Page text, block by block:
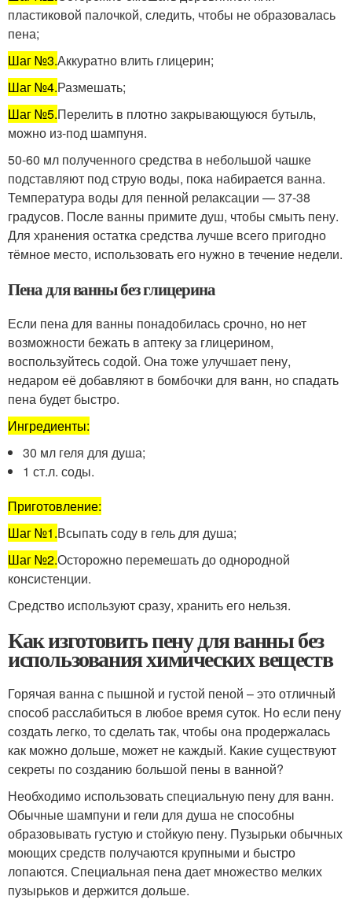
пластиковой палочкой, следить, чтобы не образовалась
пена;
Шаг №3.Аккуратно влить глицерин;
Шаг №4.Размешать;
Шаг №5.Перелить в плотно закрывающуюся бутыль,
можно из-под шампуня.
50-60 мл полученного средства в небольшой чашке
подставляют под струю воды, пока набирается ванна.
Температура воды для пенной релаксации — 37-38
градусов. После ванны примите душ, чтобы смыть пену.
Для хранения остатка средства лучше всего пригодно
тёмное место, использовать его нужно в течение недели.
Пена для ванны без глицерина
Если пена для ванны понадобилась срочно, но нет
возможности бежать в аптеку за глицерином,
воспользуйтесь содой. Она тоже улучшает пену,
недаром её добавляют в бомбочки для ванн, но спадать
пена будет быстро.
Ингредиенты:
30 мл геля для душа;
1 ст.л. соды.
Приготовление:
Шаг №1.Всыпать соду в гель для душа;
Шаг №2.Осторожно перемешать до однородной
консистенции.
Средство используют сразу, хранить его нельзя.
Как изготовить пену для ванны без
использования химических веществ
Горячая ванна с пышной и густой пеной – это отличный
способ расслабиться в любое время суток. Но если пену
создать легко, то сделать так, чтобы она продержалась
как можно дольше, может не каждый. Какие существуют
секреты по созданию большой пены в ванной?
Необходимо использовать специальную пену для ванн.
Обычные шампуни и гели для душа не способны
образовывать густую и стойкую пену. Пузырьки обычных
моющих средств получаются крупными и быстро
лопаются. Специальная пена дает множество мелких
пузырьков и держится дольше.